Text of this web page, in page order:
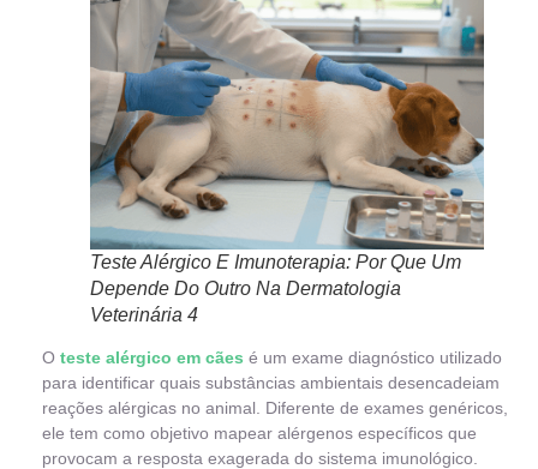
Teste Alérgico E Imunoterapia: Por Que Um
Depende Do Outro Na Dermatologia
Veterinária 4
O teste alérgico em cães é um exame diagnóstico utilizado
para identificar quais substâncias ambientais desencadeiam
reações alérgicas no animal. Diferente de exames genéricos,
ele tem como objetivo mapear alérgenos específicos que
provocam a resposta exagerada do sistema imunológico.